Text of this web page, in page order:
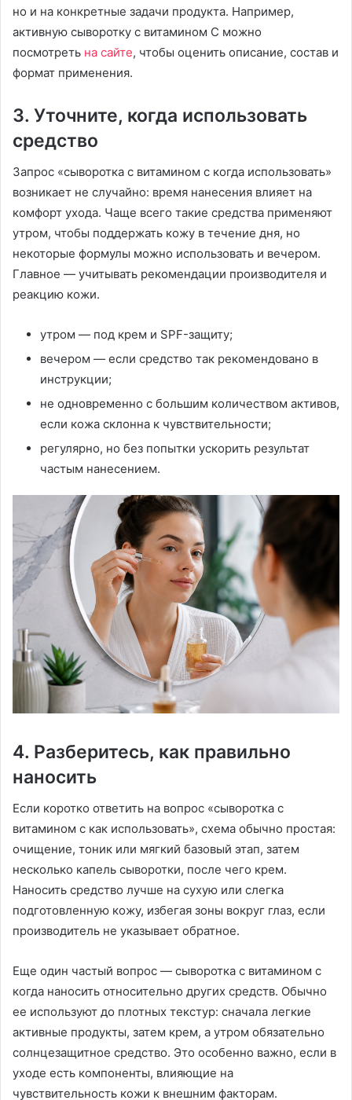
но и на конкретные задачи продукта. Например,
активную сыворотку с витамином С можно
посмотреть на сайте, чтобы оценить описание, состав и
формат применения.
3. Уточните, когда использовать
средство
Запрос «сыворотка с витамином с когда использовать»
возникает не случайно: время нанесения влияет на
комфорт ухода. Чаще всего такие средства применяют
утром, чтобы поддержать кожу в течение дня, но
некоторые формулы можно использовать и вечером.
Главное — учитывать рекомендации производителя и
реакцию кожи.
утром — под крем и SPF-защиту;
вечером — если средство так рекомендовано в
инструкции;
не одновременно с большим количеством активов,
если кожа склонна к чувствительности;
регулярно, но без попытки ускорить результат
частым нанесением.
4. Разберитесь, как правильно
наносить
Если коротко ответить на вопрос «сыворотка с
витамином с как использовать», схема обычно простая:
очищение, тоник или мягкий базовый этап, затем
несколько капель сыворотки, после чего крем.
Наносить средство лучше на сухую или слегка
подготовленную кожу, избегая зоны вокруг глаз, если
производитель не указывает обратное.
Еще один частый вопрос — сыворотка с витамином с
когда наносить относительно других средств. Обычно
ее используют до плотных текстур: сначала легкие
активные продукты, затем крем, а утром обязательно
солнцезащитное средство. Это особенно важно, если в
уходе есть компоненты, влияющие на
чувствительность кожи к внешним факторам.